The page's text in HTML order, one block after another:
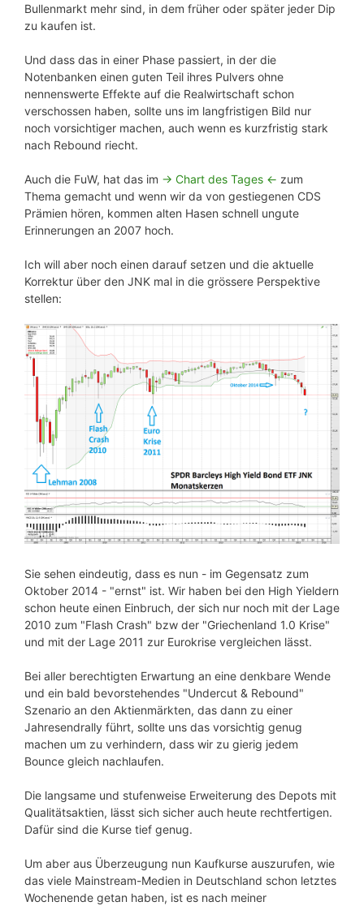
Bullenmarkt mehr sind, in dem früher oder später jeder Dip
zu kaufen ist.
Und dass das in einer Phase passiert, in der die
Notenbanken einen guten Teil ihres Pulvers ohne
nennenswerte Effekte auf die Realwirtschaft schon
verschossen haben, sollte uns im langfristigen Bild nur
noch vorsichtiger machen, auch wenn es kurzfristig stark
nach Rebound riecht.
Auch die FuW, hat das im -> Chart des Tages <- zum
Thema gemacht und wenn wir da von gestiegenen CDS
Prämien hören, kommen alten Hasen schnell ungute
Erinnerungen an 2007 hoch.
Ich will aber noch einen darauf setzen und die aktuelle
Korrektur über den JNK mal in die grössere Perspektive
stellen:
Sie sehen eindeutig, dass es nun - im Gegensatz zum
Oktober 2014 - "ernst" ist. Wir haben bei den High Yieldern
schon heute einen Einbruch, der sich nur noch mit der Lage
2010 zum "Flash Crash" bzw der "Griechenland 1.0 Krise"
und mit der Lage 2011 zur Eurokrise vergleichen lässt.
Bei aller berechtigten Erwartung an eine denkbare Wende
und ein bald bevorstehendes "Undercut & Rebound"
Szenario an den Aktienmärkten, das dann zu einer
Jahresendrally führt, sollte uns das vorsichtig genug
machen um zu verhindern, dass wir zu gierig jedem
Bounce gleich nachlaufen.
Die langsame und stufenweise Erweiterung des Depots mit
Qualitätsaktien, lässt sich sicher auch heute rechtfertigen.
Dafür sind die Kurse tief genug.
Um aber aus Überzeugung nun Kaufkurse auszurufen, wie
das viele Mainstream-Medien in Deutschland schon letztes
Wochenende getan haben, ist es nach meiner